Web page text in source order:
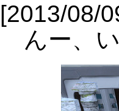
[2013/08/
んー、